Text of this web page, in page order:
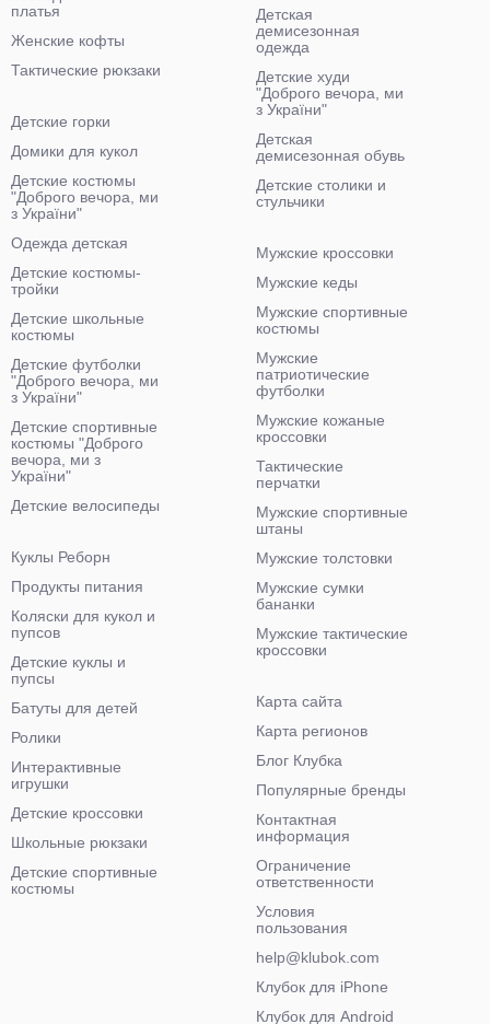
платья
Женские кофты
Тактические рюкзаки
Детская
демисезонная
одежда
Детские худи
"Доброго вечора, ми
з України"
Детская
демисезонная обувь
Детские столики и
стульчики
Детские горки
Домики для кукол
Детские костюмы
"Доброго вечора, ми
з України"
Одежда детская
Детские костюмы-
тройки
Детские школьные
костюмы
Детские футболки
"Доброго вечора, ми
з України"
Детские спортивные
костюмы "Доброго
вечора, ми з
України"
Детские велосипеды
Мужские кроссовки
Мужские кеды
Мужские спортивные
костюмы
Мужские
патриотические
футболки
Мужские кожаные
кроссовки
Тактические
перчатки
Мужские спортивные
штаны
Мужские толстовки
Мужские сумки
бананки
Мужские тактические
кроссовки
Куклы Реборн
Продукты питания
Коляски для кукол и
пупсов
Детские куклы и
пупсы
Батуты для детей
Ролики
Интерактивные
игрушки
Детские кроссовки
Школьные рюкзаки
Детские спортивные
костюмы
Карта сайта
Карта регионов
Блог Клубка
Популярные бренды
Контактная
информация
Ограничение
ответственности
Условия
пользования
help@klubok.com
Клубок для iPhone
Клубок для Android